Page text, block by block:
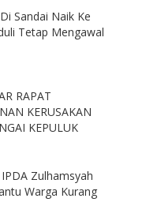
Sandai Naik Ke
Tetap Mengawal
RAPAT
KERUSAKAN
KEPULUK
Zulhamsyah
Warga Kurang